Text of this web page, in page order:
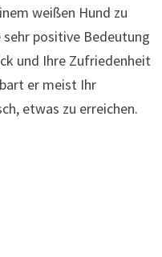
weißen Hund zu
positive Bedeutung
und Ihre Zufriedenheit
er meist Ihr
etwas zu erreichen.